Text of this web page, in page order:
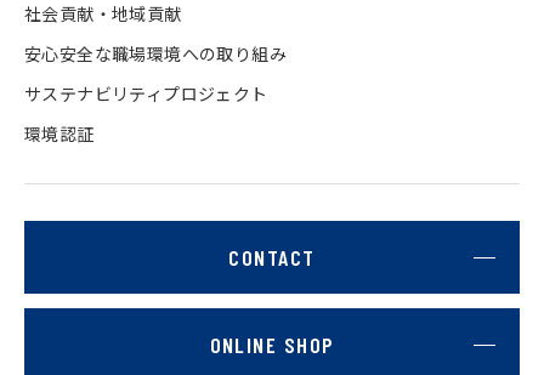
社会貢献・地域貢献
安心安全な職場環境への取り組み
サステナビリティプロジェクト
環境認証
CONTACT
ONLINE SHOP